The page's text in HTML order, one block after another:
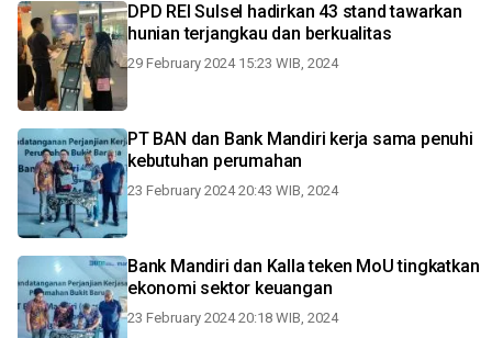
DPD REI Sulsel hadirkan 43 stand tawarkan
hunian terjangkau dan berkualitas
29 February 2024 15:23 WIB, 2024
PT BAN dan Bank Mandiri kerja sama penuhi
kebutuhan perumahan
23 February 2024 20:43 WIB, 2024
Bank Mandiri dan Kalla teken MoU tingkatkan
ekonomi sektor keuangan
23 February 2024 20:18 WIB, 2024